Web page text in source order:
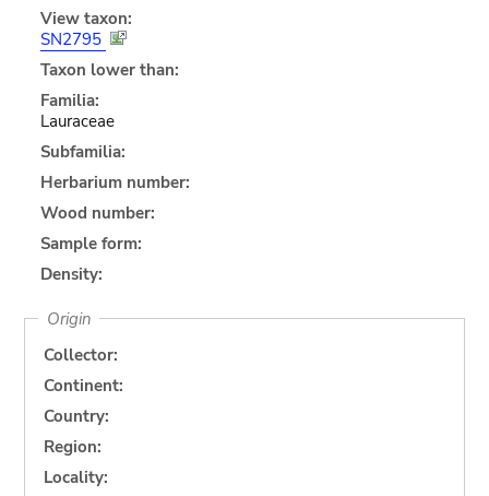
View taxon:
SN2795
Taxon lower than:
Familia:
Lauraceae
Subfamilia:
Herbarium number:
Wood number:
Sample form:
Density:
Origin
Collector:
Continent:
Country:
Region:
Locality: